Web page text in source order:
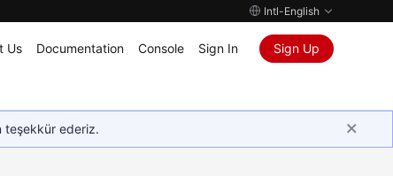
Intl-English
Us Documentation Console Sign In Sign Up
teşekkür ederiz.